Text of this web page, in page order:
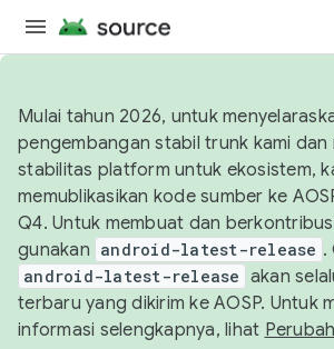
Mulai tahun 2026, untuk
pengembangan stabil trunk kami dan
stabilitas platform untuk ekosistem,
memublikasikan kode sumber ke
Q4. Untuk membuat dan
gunakan android-latest-release .
android-latest-release akan
terbaru yang dikirim ke AOSP. Untuk
informasi selengkapnya, lihat